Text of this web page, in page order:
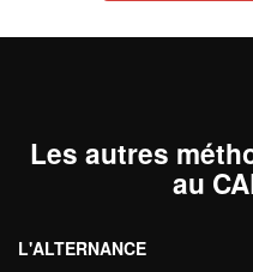
Les autres
au
L'ALTERNANCE